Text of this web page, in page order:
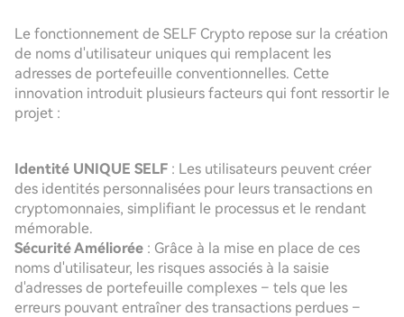
Le fonctionnement de SELF Crypto repose sur la création
de noms d'utilisateur uniques qui remplacent les
adresses de portefeuille conventionnelles. Cette
innovation introduit plusieurs facteurs qui font ressortir le
projet :
Identité UNIQUE SELF : Les utilisateurs peuvent créer
des identités personnalisées pour leurs transactions en
cryptomonnaies, simplifiant le processus et le rendant
mémorable.
Sécurité Améliorée : Grâce à la mise en place de ces
noms d'utilisateur, les risques associés à la saisie
d'adresses de portefeuille complexes – tels que les
erreurs pouvant entraîner des transactions perdues –